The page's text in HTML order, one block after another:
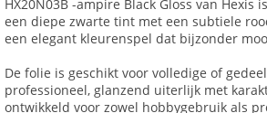
HX20N03B -ampire Black Gloss van
een diepe zwarte tint met een subtiele
een elegant kleurenspel dat bijzonder
De folie is geschikt voor volledige of
professioneel, glanzend uiterlijk met
ontwikkeld voor zowel hobbygebruik als